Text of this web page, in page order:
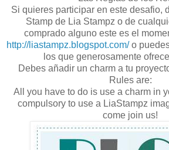
Si quieres participar en este desafio,
Stamp de Lia Stampz o de
comprado alguno este es el
http://liastampz.blogspot.com/o
los que generosamente
Debes añadir un charm a tu
Rules are:
All you have to do is use a charm in
compulsory to use a LiaStampz
come join us!